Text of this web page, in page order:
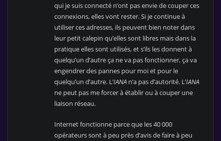
qui je suis connecté n’ont pas envie de couper ces
connexions, elles vont rester. Si je continue à
utiliser ces adresses, ils peuvent bien noter dans
leur petit calepin qu’elles sont libres mais dans la
pratique elles sont utilisés, et s’ils les donnent à
quelqu’un d’autre ça ne va pas fonctionner, ça va
engendrer des pannes pour moi et pour le
quelqu’un d’autre. L’IANA n’a pas d’autorité. L’IANA
ne peut pas me forcer à établir ou à couper une
liaison réseau.
Internet fonctionne parce que les 40 000
opérateurs sont à peu près d’avis de faire à peu